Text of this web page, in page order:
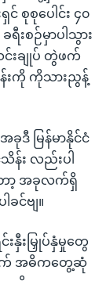
င် စုစုပေါင်း ၄၀
းစဉ်မှာပါသွား
င်းချုပ် တွဲဖက်
းကို ကိုသားညွန့်
ခုဒီ မြန်မာနိုင်ငံ
န်း လည်းပါ
ော့ အခုလက်ရှိ
င်ဗျ။
နှီးမြှုပ်နှံမှုတွေ
တွက် အဓိကတွေ့ဆုံ